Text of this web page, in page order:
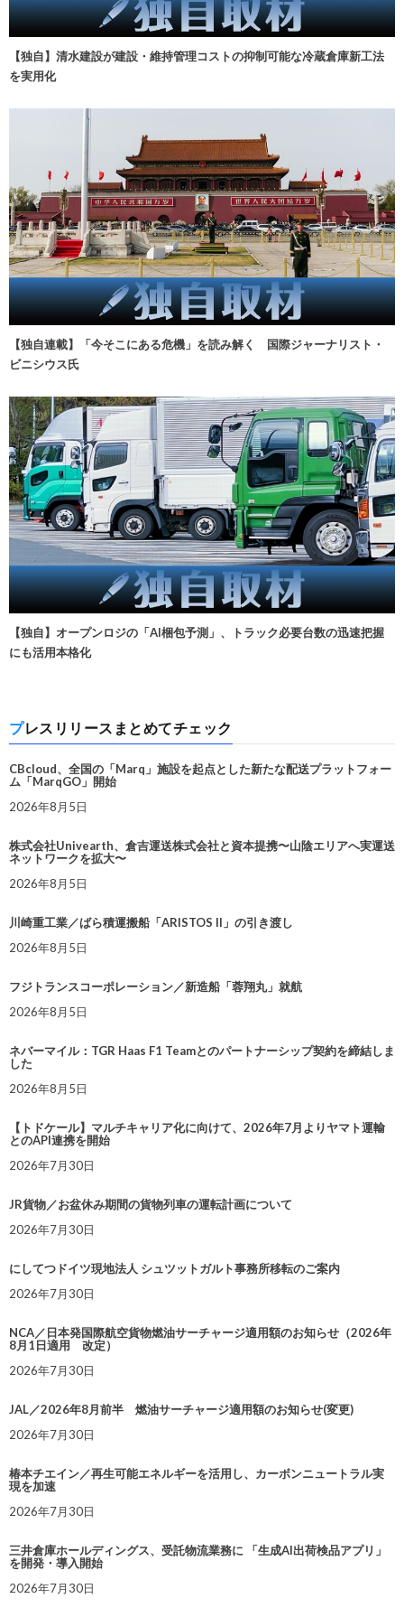
【独自】清水建設が建設・維持管理コストの抑制可能な冷蔵倉庫新工法
を実用化
【独自連載】「今そこにある危機」を読み解く 国際ジャーナリスト・
ビニシウス氏
【独自】オープンロジの「AI梱包予測」、トラック必要台数の迅速把握
にも活用本格化
プレスリリースまとめてチェック
CBcloud、全国の「Marq」施設を起点とした新たな配送プラットフォー
ム「MarqGO」開始
2026年8月5日
株式会社Univearth、倉吉運送株式会社と資本提携〜山陰エリアへ実運送
ネットワークを拡大〜
2026年8月5日
川崎重工業／ばら積運搬船「ARISTOS II」の引き渡し
2026年8月5日
フジトランスコーポレーション／新造船「蓉翔丸」就航
2026年8月5日
ネバーマイル：TGR Haas F1 Teamとのパートナーシップ契約を締結しま
した
2026年8月5日
【トドケール】マルチキャリア化に向けて、2026年7月よりヤマト運輸
とのAPI連携を開始
2026年7月30日
JR貨物／お盆休み期間の貨物列車の運転計画について
2026年7月30日
にしてつドイツ現地法人 シュツットガルト事務所移転のご案内
2026年7月30日
NCA／日本発国際航空貨物燃油サーチャージ適用額のお知らせ（2026年
8月1日適用 改定）
2026年7月30日
JAL／2026年8月前半 燃油サーチャージ適用額のお知らせ(変更)
2026年7月30日
椿本チエイン／再生可能エネルギーを活用し、カーボンニュートラル実
現を加速
2026年7月30日
三井倉庫ホールディングス、受託物流業務に 「生成AI出荷検品アプリ」
を開発・導入開始
2026年7月30日